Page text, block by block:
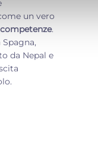
un vero
.
da Nepal e